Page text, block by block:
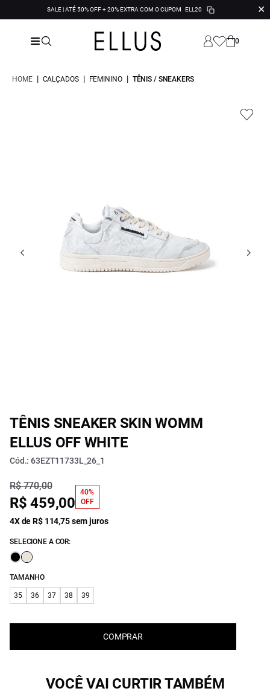
SALE | ATÉ 50% OFF + 20% EXTRA COM O CUPOM ELL20 ✕
0
HOME | CALÇADOS | FEMININO | TÊNIS / SNEAKERS
TÊNIS SNEAKER SKIN WOMM
ELLUS OFF WHITE
Cód.: 63EZT11733L_26_1
R$ 770,00
R$ 459,00
40%
OFF
4X de R$ 114,75 sem juros
SELECIONE A COR:
TAMANHO
35 36 37 38 39
COMPRAR
VOCÊ VAI CURTIR TAMBÉM